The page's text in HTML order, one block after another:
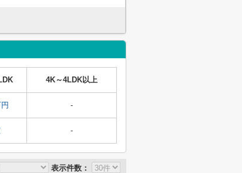
4K～4LDK以上
-
-
表示件数：